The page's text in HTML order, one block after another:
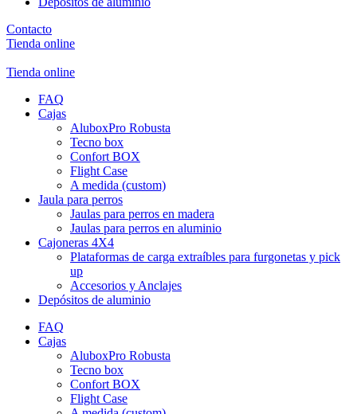
Contacto
Tienda online
Tienda online
FAQ
Cajas
AluboxPro Robusta
Tecno box
Confort BOX
Flight Case
A medida (custom)
Jaula para perros
Jaulas para perros en madera
Jaulas para perros en aluminio
Cajoneras 4X4
Plataformas de carga extraíbles para furgonetas y pick
up
Accesorios y Anclajes
Depósitos de aluminio
FAQ
Cajas
AluboxPro Robusta
Tecno box
Confort BOX
Flight Case